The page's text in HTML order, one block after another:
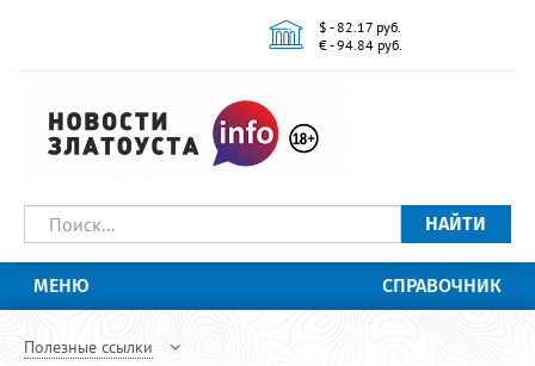
$ - 82.17 руб.
€ - 94.84 руб.
НАЙТИ
МЕНЮ СПРАВОЧНИК
Полезные ссылки